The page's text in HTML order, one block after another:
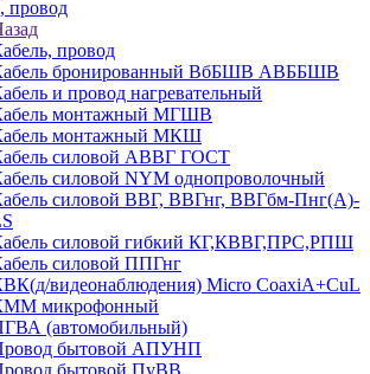
провод
провод
бронированный ВбБШВ АВББШВ
и провод нагревательный
монтажный МГШВ
монтажный МКШ
силовой АВВГ ГОСТ
силовой NYM однопроволочный
силовой ВВГ, ВВГнг, ВВГбм-Пнг(А)-
силовой гибкий КГ,КВВГ,ПРС,РПШ
силовой ППГнг
видеонаблюдения) Micro CoaxiA+CuL
микрофонный
(автомобильный)
бытовой АПУНП